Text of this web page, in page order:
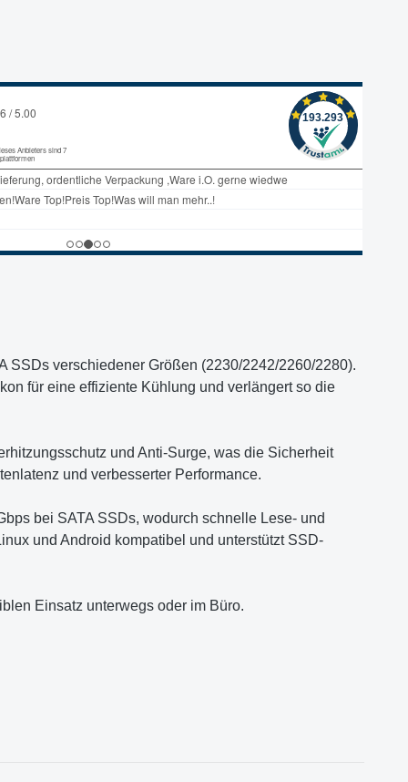
SSDs verschiedener Größen (2230/2242/2260/2280).
für eine effiziente Kühlung und verlängert so die
und Anti-Surge, was die Sicherheit
und verbesserter Performance.
bei SATA SSDs, wodurch schnelle Lese- und
und Android kompatibel und unterstützt SSD-
Einsatz unterwegs oder im Büro.